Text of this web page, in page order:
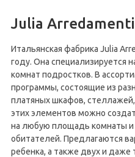
Магазины
Как добраться
Схемы этажей
+7 (383)
c
Julia Arredamenti
Итальянская фабрика Julia
году. Она специализируется
комнат подростков. В
программы, состоящие из
платяных шкафов,
этих элементов можно
на любую площадь комнаты и
обитателей. Предлагаются
ребенка, а также двух и даже